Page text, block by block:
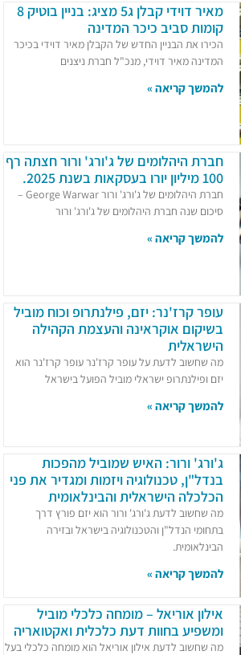
מאיר דוידי קבלן ג5 מציג: בניין בוטיק 8
קומות סביב כיכר המדינה
הכירו את הבניין החדש של הקבלן מאיר דוידי בכיכר
המדינה מאיר דוידי, מנכ"ל חברת ניצנים
להמשך קריאה »
חברת היהלומים של ג'ורג' ורור חצתה רף
100 מיליון יורו בעסקאות בשנת 2025.​
חברת היהלומים של ג'ורג' ורור George Warwar –
סיכום שנה חברת היהלומים של ג'ורג' ורור
להמשך קריאה »
עופר קרז'נר: יזם, פילנתרופ וכוח מוביל
בשיקום אוקראינה והעצמת הקהילה
הישראלית
מה שחשוב לדעת על עופר קרז'נר עופר קרז'נר הוא
יזם ופילנתרופ ישראלי מוביל הפועל בישראל
להמשך קריאה »
ג'ורג' ורור: האיש שמוביל מהפכות
בנדל"ן, טכנולוגיה ויזמות ומגדיר את פני
הכלכלה הישראלית והבינלאומית
מה שחשוב לדעת ג'ורג' ורור הוא יזם פורץ דרך
בתחומי הנדל"ן והטכנולוגיה בישראל ובזירה
הבינלאומית.
להמשך קריאה »
אילון אוריאל – מומחה כלכלי מוביל
ומשפיע בחוות דעת כלכלית ואקטואריה
מה שחשוב לדעת אילון אוריאל הוא מומחה כלכלי בעל